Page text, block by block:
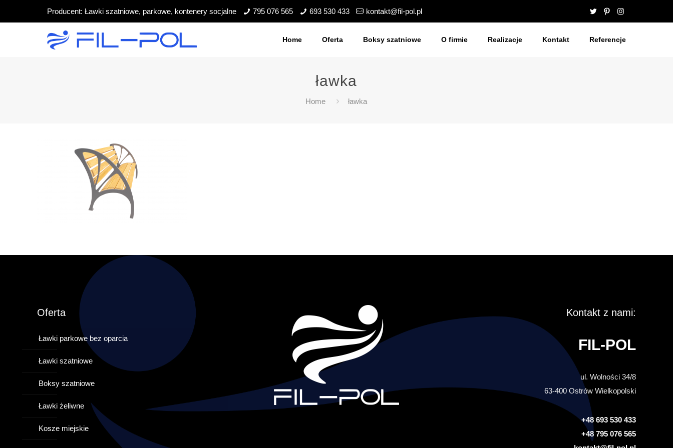
Producent: Ławki szatniowe, parkowe, kontenery socjalne 795 076 565 693 530 433 kontakt@fil-pol.pl
Home Oferta Boksy szatniowe O firmie Realizacje Kontakt Referencje
ławka
Home ławka
Oferta
Ławki parkowe bez oparcia
Ławki szatniowe
Boksy szatniowe
Ławki żeliwne
Kosze miejskie
Kontakt z nami:
FIL-POL
ul. Wolności 34/8
63-400 Ostrów Wielkopolski
+48 693 530 433
+48 795 076 565